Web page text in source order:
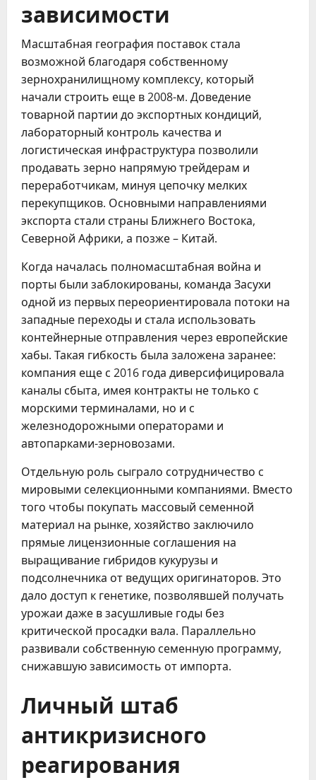
зависимости
Масштабная география поставок стала
возможной благодаря собственному
зернохранилищному комплексу, который
начали строить еще в 2008-м. Доведение
товарной партии до экспортных кондиций,
лабораторный контроль качества и
логистическая инфраструктура позволили
продавать зерно напрямую трейдерам и
переработчикам, минуя цепочку мелких
перекупщиков. Основными направлениями
экспорта стали страны Ближнего Востока,
Северной Африки, а позже – Китай.
Когда началась полномасштабная война и
порты были заблокированы, команда Засухи
одной из первых переориентировала потоки на
западные переходы и стала использовать
контейнерные отправления через европейские
хабы. Такая гибкость была заложена заранее:
компания еще с 2016 года диверсифицировала
каналы сбыта, имея контракты не только с
морскими терминалами, но и с
железнодорожными операторами и
автопарками-зерновозами.
Отдельную роль сыграло сотрудничество с
мировыми селекционными компаниями. Вместо
того чтобы покупать массовый семенной
материал на рынке, хозяйство заключило
прямые лицензионные соглашения на
выращивание гибридов кукурузы и
подсолнечника от ведущих оригинаторов. Это
дало доступ к генетике, позволявшей получать
урожаи даже в засушливые годы без
критической просадки вала. Параллельно
развивали собственную семенную программу,
снижавшую зависимость от импорта.
Личный штаб
антикризисного
реагирования